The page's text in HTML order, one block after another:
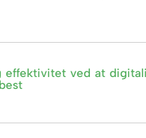
effektivitet ved at